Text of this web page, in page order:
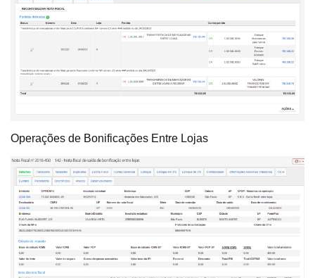
Operações de Bonificações Entre Lojas